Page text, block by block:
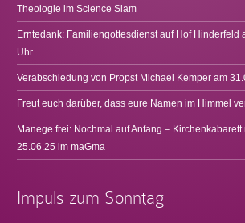
Theologie im Science Slam
Erntedank: Familiengottesdienst auf Hof Hinderfeld
Uhr
Verabschiedung von Propst Michael Kemper am
Freut euch darüber, dass eure Namen im Himmel
Manege frei: Nochmal auf Anfang –
25.06.25 im maGma
Impuls zum Sonntag